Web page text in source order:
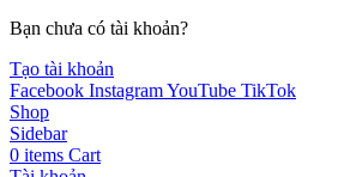
Bạn chưa có tài khoản?
Tạo tài khoản
Facebook InstagramYouTube TikTok
Shop
Sidebar
0 items Cart